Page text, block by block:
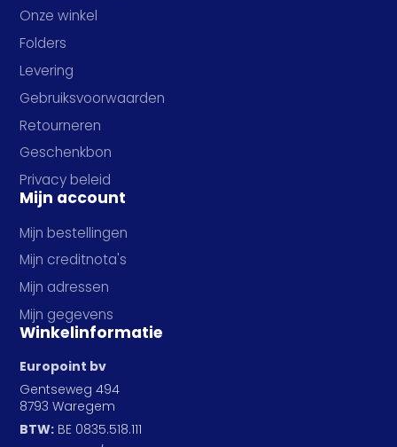
Onze winkel
Folders
Levering
Gebruiksvoorwaarden
Retourneren
Geschenkbon
Privacy beleid
Mijn account
Mijn bestellingen
Mijn creditnota's
Mijn adressen
Mijn gegevens
Winkelinformatie
Europoint bv
Gentseweg 494
8793 Waregem
BTW: BE 0835.518.111